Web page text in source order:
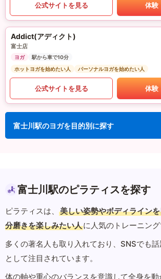
公式サイトを見る 体験
Addict(アディクト)
富士店
ヨガ
駅から車で10分
ホットヨガを始めたい人
パーソナルヨガを始めたい人
公式サイトを見る 体験
富士川駅のヨガを目的別に探す
富士川駅のピラティスを探す
ピラティスは、 美しい姿勢やボディライン
分磨きを楽しみたい人に人気のトレーニング
多くの著名人も取り入れており、SNSでも
として注目されています。
体の軸や重心のバランスを意識して全身を動